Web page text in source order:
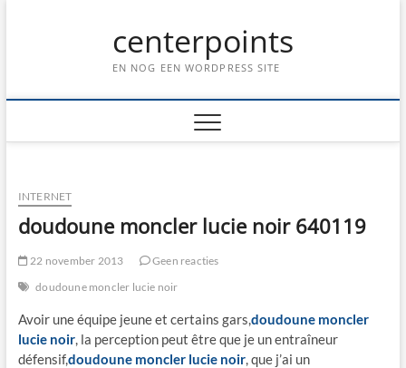
centerpoints
EN NOG EEN WORDPRESS SITE
INTERNET
doudoune moncler lucie noir 640119
22 november 2013
Geen reacties
doudoune moncler lucie noir
Avoir une équipe jeune et certains gars,doudoune moncler
lucie noir, la perception peut être que je un entraîneur
défensif,doudoune moncler lucie noir, que j’ai un